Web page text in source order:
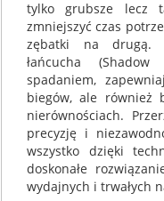
tylko grubsze lecz
zmniejszyć czas
zębatki na drugą.
łańcucha
spadaniem,
biegów, ale również
nierównościach.
precyzję i
wszystko dzięki
doskonałe
wydajnych i trwałych